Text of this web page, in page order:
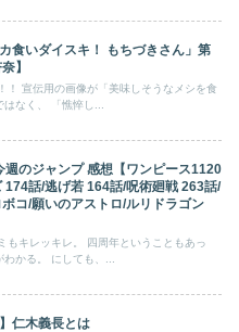
食いダイスキ！ もちづきさん」第
】
！ 宣伝用の画像が「美味しそうなメシを食
なく、 「憔悴し...
週のジャンプ 感想【ワンピース1120
174話/逃げ若 164話/呪術廻戦 263話/
コ/願いのアストロ/ルリドラゴン
もキレッキレ。 四周年ということもあっ
かる。 にしても、...
仁木義長とは